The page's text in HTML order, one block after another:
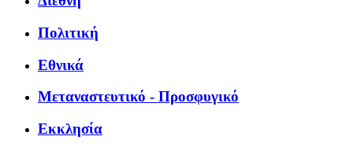
Πολιτική
Εθνικά
Μεταναστευτικό - Προσφυγικό
Εκκλησία